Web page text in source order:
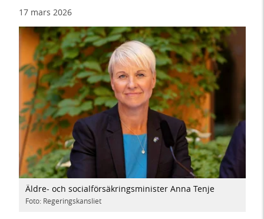
17 mars 2026
Äldre- och socialförsäkringsminister Anna Tenje
Foto: Regeringskansliet